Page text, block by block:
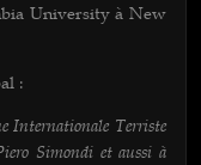
University à New
:
Internationale Terriste
Simondi et aussi à